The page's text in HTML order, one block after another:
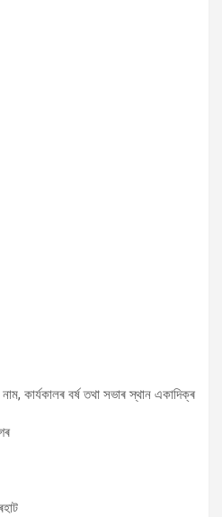
কাৰ্যকালৰ বৰ্ষ তথা সভাৰ স্থান একাদিক্ৰ